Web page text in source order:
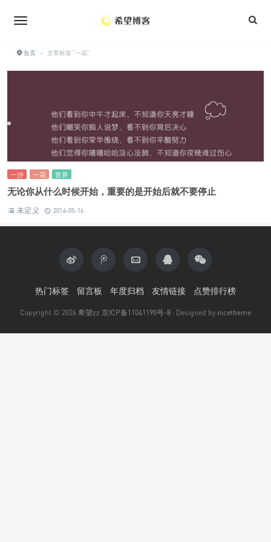
首页 › 文章标签 "一花"
一沙 一花 世界
无论你从什么时候开始，重要的是开始后就不要停止
未定义 2016-05-16
热门标签 留言板 年度归档 友情链接 点赞排行榜
Copyright © 2026 希望zz 京ICP备11041190号-8 · Designed by nicetheme
•
•